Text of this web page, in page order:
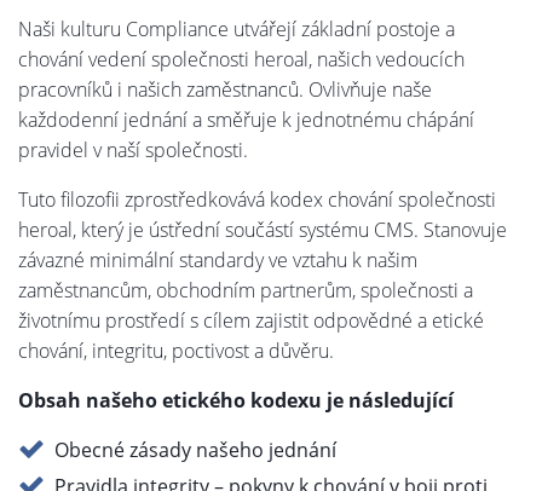
Naši kulturu Compliance utvářejí základní postoje a
chování vedení společnosti heroal, našich vedoucích
pracovníků i našich zaměstnanců. Ovlivňuje naše
každodenní jednání a směřuje k jednotnému chápání
pravidel v naší společnosti.
Tuto filozofii zprostředkovává kodex chování společnosti
heroal, který je ústřední součástí systému CMS. Stanovuje
závazné minimální standardy ve vztahu k našim
zaměstnancům, obchodním partnerům, společnosti a
životnímu prostředí s cílem zajistit odpovědné a etické
chování, integritu, poctivost a důvěru.
Obsah našeho etického kodexu je následující
Obecné zásady našeho jednání